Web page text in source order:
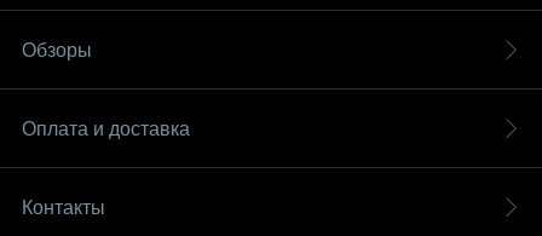
Обзоры
Оплата и доставка
Контакты